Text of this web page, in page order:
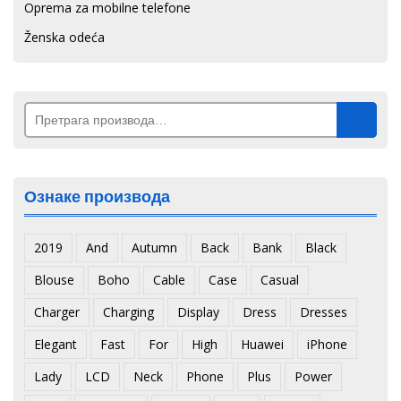
Oprema za mobilne telefone
Ženska odeća
Претрага
за:
Ознаке производа
2019 And Autumn Back Bank
Black
Blouse
Boho Cable Case
Casual
Charger
Charging Display Dress
Dresses
Elegant
Fast For High Huawei
iPhone
Lady
LCD Neck Phone Plus
Power